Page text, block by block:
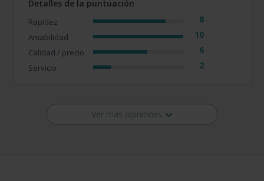
Detalles de la puntuación
Rapidez 8
Amabilidad 10
Calidad / precio 6
Servicio 2
Ver más opiniones